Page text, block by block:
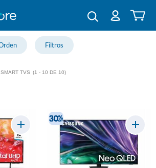
SMART TVS (1 - 10 DE 10)